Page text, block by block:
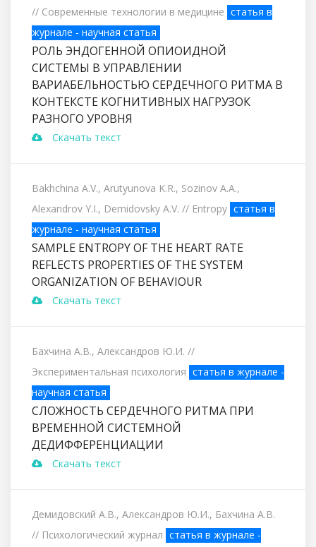
// Современные технологии в медицине статья в
журнале - научная статья
РОЛЬ ЭНДОГЕННОЙ ОПИОИДНОЙ
СИСТЕМЫ В УПРАВЛЕНИИ
ВАРИАБЕЛЬНОСТЬЮ СЕРДЕЧНОГО РИТМА В
КОНТЕКСТЕ КОГНИТИВНЫХ НАГРУЗОК
РАЗНОГО УРОВНЯ
Скачать текст
Bakhchina A.V., Arutyunova K.R., Sozinov A.A.,
Alexandrov Y.I., Demidovsky A.V. // Entropy статья в
журнале - научная статья
SAMPLE ENTROPY OF THE HEART RATE
REFLECTS PROPERTIES OF THE SYSTEM
ORGANIZATION OF BEHAVIOUR
Скачать текст
Бахчина А.В., Александров Ю.И. //
Экспериментальная психология статья в журнале -
научная статья
СЛОЖНОСТЬ СЕРДЕЧНОГО РИТМА ПРИ
ВРЕМЕННОЙ СИСТЕМНОЙ
ДЕДИФФЕРЕНЦИАЦИИ
Скачать текст
Демидовский А.В., Александров Ю.И., Бахчина А.В.
// Психологический журнал статья в журнале -